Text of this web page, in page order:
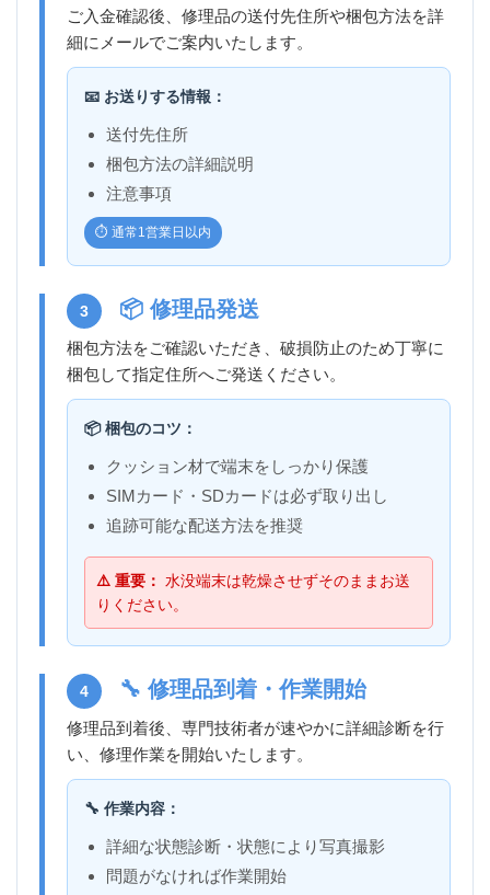
ご入金確認後、修理品の送付先住所や梱包方法を詳
細にメールでご案内いたします。
📧 お送りする情報：
送付先住所
梱包方法の詳細説明
注意事項
⏱️ 通常1営業日以内
3 📦 修理品発送
梱包方法をご確認いただき、破損防止のため丁寧に
梱包して指定住所へご発送ください。
📦 梱包のコツ：
クッション材で端末をしっかり保護
SIMカード・SDカードは必ず取り出し
追跡可能な配送方法を推奨
⚠️ 重要： 水没端末は乾燥させずそのままお送
りください。
4 🔧 修理品到着・作業開始
修理品到着後、専門技術者が速やかに詳細診断を行
い、修理作業を開始いたします。
🔧 作業内容：
詳細な状態診断・状態により写真撮影
問題がなければ作業開始